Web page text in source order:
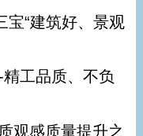
宝“建筑好、景观
工品质、不负
观感质量提升之